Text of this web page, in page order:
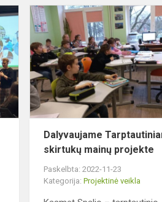
Užsiėmimai
„Agrokoncerne“
Dalyvaujame
skirtukų mainų projekte
Paskelbta: 2022-11-23
Kategorija:Projektinė veikla